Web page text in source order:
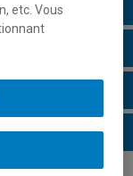
etc. Vous